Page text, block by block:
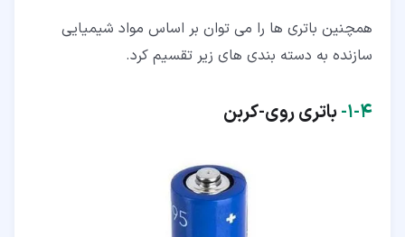
همچنین باتری ها را می توان بر اساس مواد شیمیایی
سازنده به دسته بندی های زیر تقسیم کرد.
۴‏-‏۱‏- باتری روی-کربن